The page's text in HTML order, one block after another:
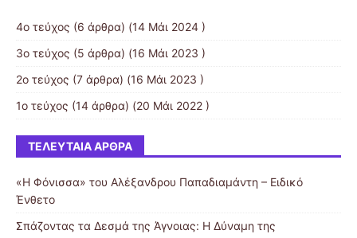
4ο τεύχος (6 άρθρα) (14 Μάι 2024 )
3ο τεύχος (5 άρθρα) (16 Μάι 2023 )
2ο τεύχος (7 άρθρα) (16 Μάι 2023 )
1ο τεύχος (14 άρθρα) (20 Μάι 2022 )
ΤΕΛΕΥΤΑΊΑ ΆΡΘΡΑ
«Η Φόνισσα» του Αλέξανδρου Παπαδιαμάντη – Ειδικό
Ένθετο
Σπάζοντας τα Δεσμά της Άγνοιας: Η Δύναμη της